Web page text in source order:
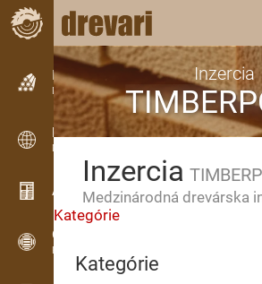
Inzercia
Riadková inzercia
Inzercia
Medzinárodná inzercia
Aktuality / Články
OPTI-TIMB
Porezové schémy
Inzercia
Inzercia
Medzinárodná drevárska
Kategórie
Kategórie